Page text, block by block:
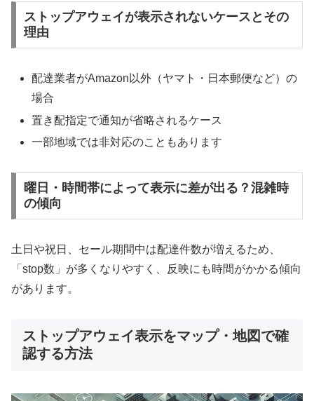
ストップアウェイが表示されないケースとその
理由
配達業者がAmazon以外（ヤマト・日本郵便など）の
場合
置き配指定で通知が省略されるケース
一部地域では非対応のこともあります
曜日・時間帯によって表示に差が出る？混雑時
の傾向
土日や祝日、セール期間中は配達件数が増えるため、
「stop数」が多くなりやすく、反映にも時間がかかる傾向
があります。
ストップアウェイ表示をマップ・地図で確
認する方法